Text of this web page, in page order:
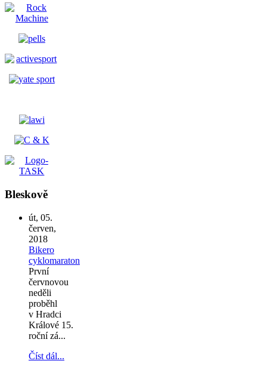
Bleskově
út, 05.
červen,
2018
Bikero
cyklomaraton
První
červnovou
neděli
proběhl
v Hradci
Králové 15.
roční zá...
Číst dál...